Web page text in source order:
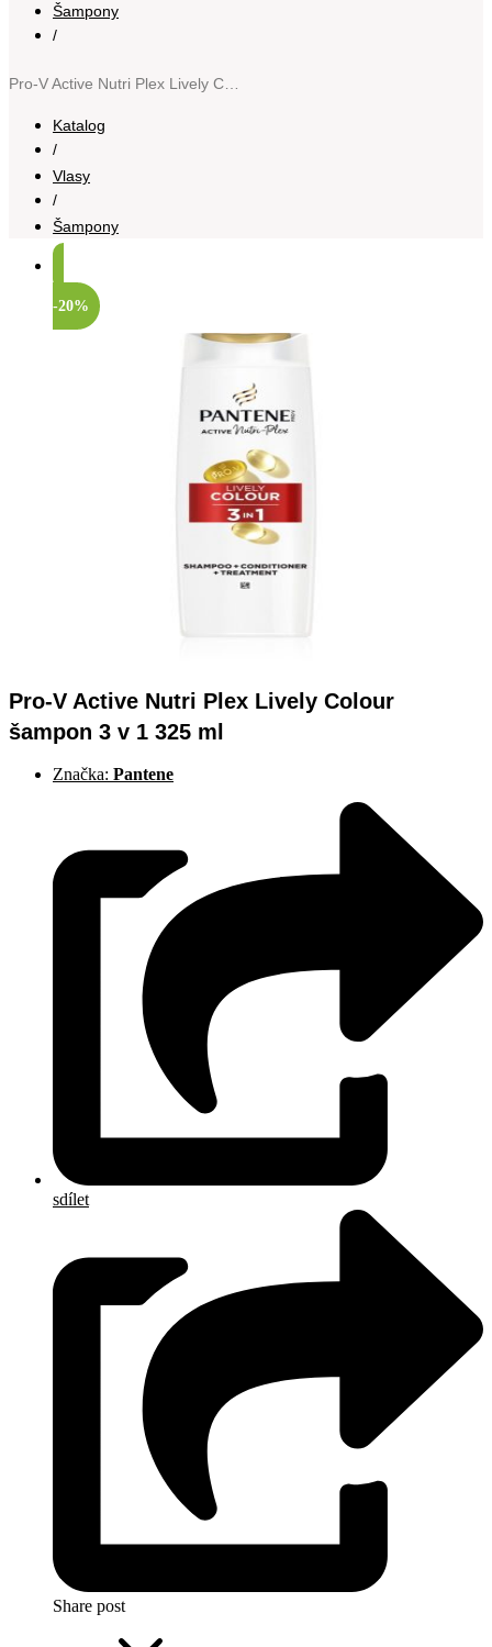
Šampony
/
Katalog
/
Vlasy
/
Šampony
-20%
Pro-V Active Nutri Plex Lively Colour
šampon 3 v 1 325 ml
Značka: Pantene
sdílet
Share post